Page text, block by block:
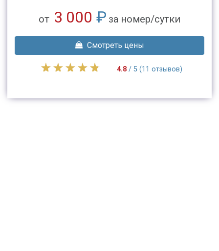
от 3 000 ₽ за номер/сутки
Смотреть цены
4.8/ 5 (11 отзывов)